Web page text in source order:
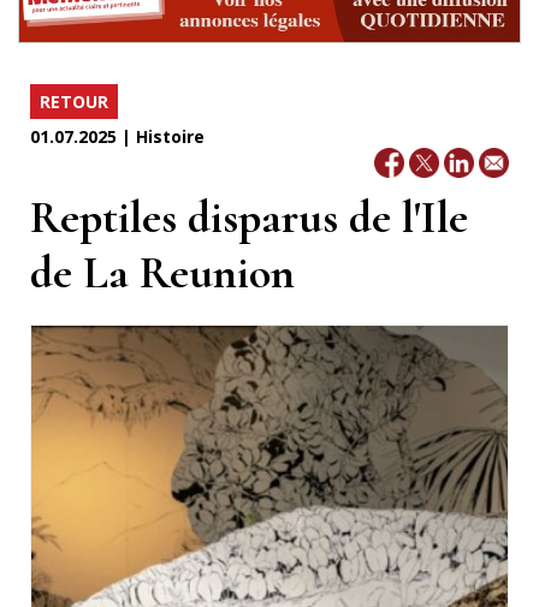
RETOUR
01.07.2025 | Histoire
Reptiles disparus de l'Ile
de La Reunion